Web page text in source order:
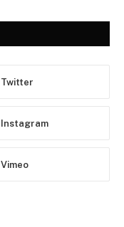
Twitter
Instagram
Vimeo